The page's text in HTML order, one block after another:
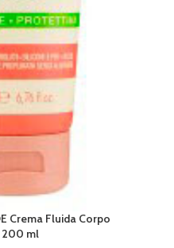
Crema Fluida Corpo
200 ml